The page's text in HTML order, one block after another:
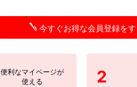
今すぐお得な会員登録をす
便利なマイページが
使える
2